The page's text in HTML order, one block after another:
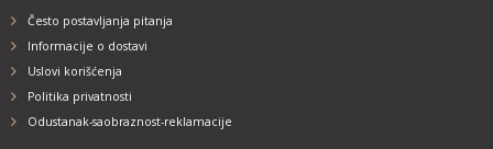
Često postavljanja pitanja
Informacije o dostavi
Uslovi korišćenja
Politika privatnosti
Odustanak-saobraznost-reklamacije